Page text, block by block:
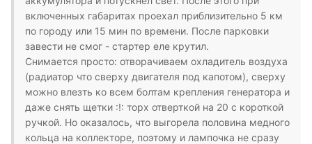
включенных габаритах проехал приблизительно 5 км
по городу или 15 мин по времени. После парковки
завести не смог - стартер еле крутил.
Снимается просто: отворачиваем охладитель воздуха
(радиатор что сверху двигателя под капотом), сверху
можно влезть ко всем болтам крепления генератора и
даже снять щетки :!: торх отверткой на 20 с короткой
ручкой. Но оказалось, что выгорела половина медного
кольца на коллекторе, поэтому и лампочка не сразу